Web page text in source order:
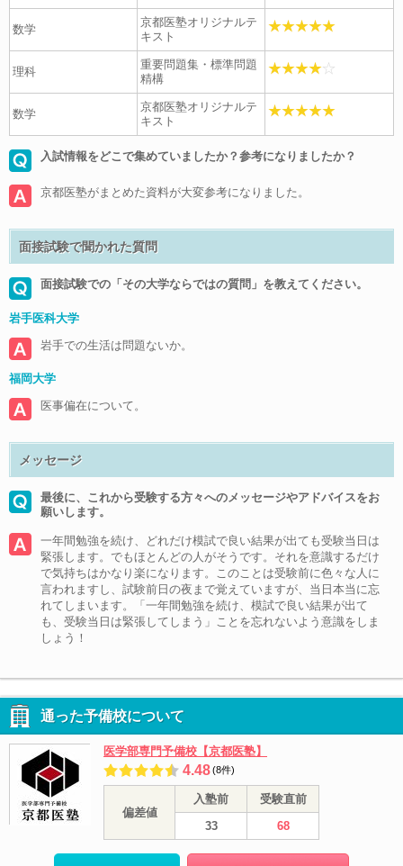
数学
京都医塾オリジナルテ
キスト
理科
重要問題集・標準問題
精構
数学
京都医塾オリジナルテ
キスト
入試情報をどこで集めていましたか？参考になりましたか？
京都医塾がまとめた資料が大変参考になりました。
面接試験で聞かれた質問
面接試験での「その大学ならではの質問」を教えてください。
岩手医科大学
岩手での生活は問題ないか。
福岡大学
医事偏在について。
メッセージ
最後に、これから受験する方々へのメッセージやアドバイスをお
願いします。
一年間勉強を続け、どれだけ模試で良い結果が出ても受験当日は
緊張します。でもほとんどの人がそうです。それを意識するだけ
で気持ちはかなり楽になります。このことは受験前に色々な人に
言われますし、試験前日の夜まで覚えていますが、当日本当に忘
れてしまいます。「一年間勉強を続け、模試で良い結果が出て
も、受験当日は緊張してしまう」ことを忘れないよう意識をしま
しょう！
通った予備校について
医学部専門予備校【京都医塾】
4.48(8件)
偏差値
入塾前
受験直前
33
68